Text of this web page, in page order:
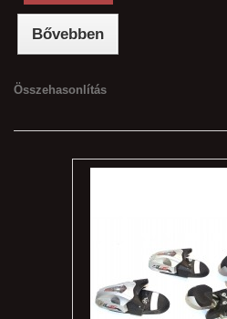
Bővebben
Összehasonlítás